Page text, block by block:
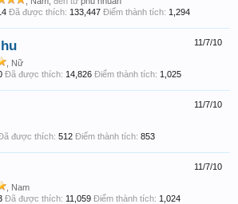
Đã được thích: 133,447 Điểm thành tích: 1,294
11/7/10
, Nữ
Đã được thích: 14,826 Điểm thành tích: 1,025
11/7/10
được thích: 512 Điểm thành tích: 853
11/7/10
, Nam
Đã được thích: 11,059 Điểm thành tích: 1,024